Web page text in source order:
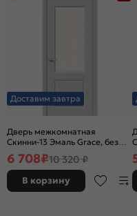
Доставим завтра
Дверь межкомнатная
Скинни-13 Эмаль Grace, без
декора, остекленная, white
сrystal, без кромки, скиновая
6 708₽10 320 ₽
В корзину